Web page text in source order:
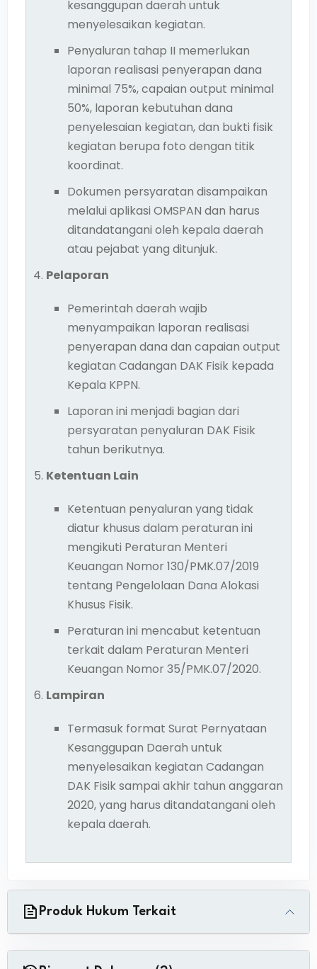
kesanggupan daerah untuk
menyelesaikan kegiatan.
Penyaluran tahap II memerlukan
laporan realisasi penyerapan dana
minimal 75%, capaian output minimal
50%, laporan kebutuhan dana
penyelesaian kegiatan, dan bukti fisik
kegiatan berupa foto dengan titik
koordinat.
Dokumen persyaratan disampaikan
melalui aplikasi OMSPAN dan harus
ditandatangani oleh kepala daerah
atau pejabat yang ditunjuk.
Pelaporan
Pemerintah daerah wajib
menyampaikan laporan realisasi
penyerapan dana dan capaian output
kegiatan Cadangan DAK Fisik kepada
Kepala KPPN.
Laporan ini menjadi bagian dari
persyaratan penyaluran DAK Fisik
tahun berikutnya.
Ketentuan Lain
Ketentuan penyaluran yang tidak
diatur khusus dalam peraturan ini
mengikuti Peraturan Menteri
Keuangan Nomor 130/PMK.07/2019
tentang Pengelolaan Dana Alokasi
Khusus Fisik.
Peraturan ini mencabut ketentuan
terkait dalam Peraturan Menteri
Keuangan Nomor 35/PMK.07/2020.
Lampiran
Termasuk format Surat Pernyataan
Kesanggupan Daerah untuk
menyelesaikan kegiatan Cadangan
DAK Fisik sampai akhir tahun anggaran
2020, yang harus ditandatangani oleh
kepala daerah.
Produk Hukum Terkait